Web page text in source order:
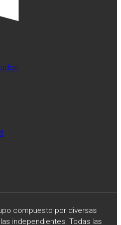
compuesto por diversas
independientes. Todas las